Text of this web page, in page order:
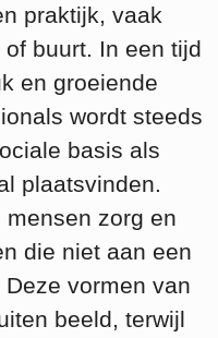
praktijk, vaak
buurt. In een tijd
en groeiende
wordt steeds
basis als
plaatsvinden.
zorg en
die niet aan een
vormen van
beeld, terwijl